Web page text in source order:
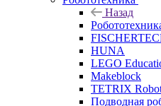
Назад
HUNA
LEGO
Makeblock
TETRIX
Подводная